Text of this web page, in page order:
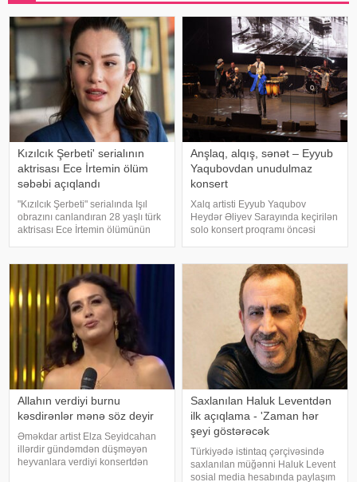
Kızılcık Şerbeti' serialının
aktrisası Ece İrtemin ölüm
səbəbi açıqlandı
"Kızılcık Şerbeti" serialında Işıl
obrazını canlandıran 28 yaşlı türk
aktrisası Ece İrtemin ölümünün
(DHA) Türkiyə Məhkəmə-Tibb
İnstitutunun rəyinə istinadə
Anşlaq, alqış, sənət – Eyyub
Yaqubovdan unudulmaz
konsert
Xalq artisti Eyyub Yaqubov
Heydər Əliyev Sarayında keçirilən
solo konsert proqramı öncəsi
yaradıcılığı və konsertlə bağlı
fikirlərini bölüşüb. xəbər verir ki,
sənətkarın sözlərin
Allahın verdiyi burnu
kəsdirənlər mənə söz deyir
Əməkdar artist Elza Seyidcahan
illərdir gündəmdən düşməyən
heyvanlara verdiyi konsertdən
Saxlanılan Haluk Leventdən
ilk açıqlama - 'Zaman hər
şeyi göstərəcək
Türkiyədə istintaq çərçivəsində
saxlanılan müğənni Haluk Levent
sosial media hesabında paylaşım